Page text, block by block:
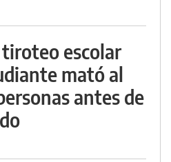
escolar
mató al
antes de